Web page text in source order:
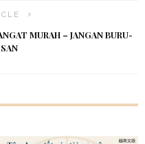
MURAH – JANGAN BURU-